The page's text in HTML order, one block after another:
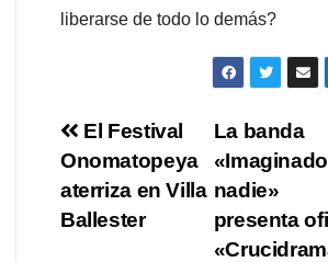
liberarse de todo lo demás?
Navegación
de
entradas
La banda
nadie»
presenta
El Festival
Onomatopeya
aterriza en Villa
Ballester